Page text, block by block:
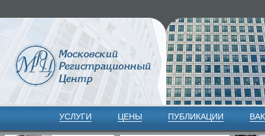
УСЛУГИ ЦЕНЫ ПУБЛИКАЦИИ